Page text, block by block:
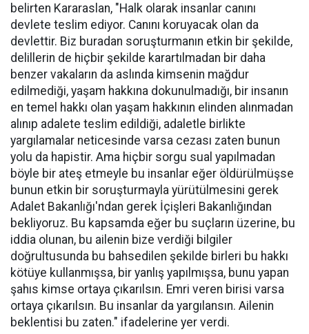
belirten Kararaslan, "Halk olarak insanlar canını
devlete teslim ediyor. Canını koruyacak olan da
devlettir. Biz buradan soruşturmanın etkin bir şekilde,
delillerin de hiçbir şekilde karartılmadan bir daha
benzer vakaların da aslında kimsenin mağdur
edilmediği, yaşam hakkına dokunulmadığı, bir insanın
en temel hakkı olan yaşam hakkının elinden alınmadan
alınıp adalete teslim edildiği, adaletle birlikte
yargılamalar neticesinde varsa cezası zaten bunun
yolu da hapistir. Ama hiçbir sorgu sual yapılmadan
böyle bir ateş etmeyle bu insanlar eğer öldürülmüşse
bunun etkin bir soruşturmayla yürütülmesini gerek
Adalet Bakanlığı'ndan gerek İçişleri Bakanlığından
bekliyoruz. Bu kapsamda eğer bu suçların üzerine, bu
iddia olunan, bu ailenin bize verdiği bilgiler
doğrultusunda bu bahsedilen şekilde birleri bu hakkı
kötüye kullanmışsa, bir yanlış yapılmışsa, bunu yapan
şahıs kimse ortaya çıkarılsın. Emri veren birisi varsa
ortaya çıkarılsın. Bu insanlar da yargılansın. Ailenin
beklentisi bu zaten." ifadelerine yer verdi.